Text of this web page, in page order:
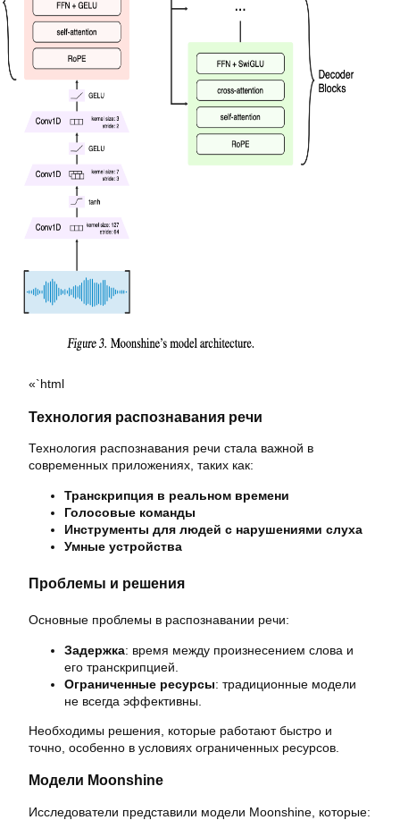
«`html
Технология распознавания речи
Технология распознавания речи стала важной в
современных приложениях, таких как:
Транскрипция в реальном времени
Голосовые команды
Инструменты для людей с нарушениями слуха
Умные устройства
Проблемы и решения
Основные проблемы в распознавании речи:
Задержка: время между произнесением слова и
его транскрипцией.
Ограниченные ресурсы: традиционные модели
не всегда эффективны.
Необходимы решения, которые работают быстро и
точно, особенно в условиях ограниченных ресурсов.
Модели Moonshine
Исследователи представили модели Moonshine, которые: